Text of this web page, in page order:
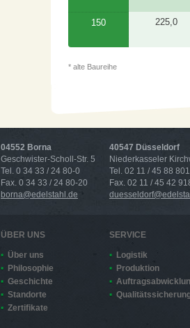
150 225,0
* alte Baureihe
04552 Borna
Geschwister-Scholl-Str. 5
Tel. 0 34 33 / 24 80-0
Fax. 0 34 33 / 24 80-20
borna@edelstahl.de
40547 Düsseldorf
Niederkasseler
Tel. 02 11 / 45 88 801
Fax. 02 11 / 45 42
ÜBER UNS
Über uns
Philosophie
Geschichte
Standorte
Zertifikate
SERVICE
Logistik
Produktion